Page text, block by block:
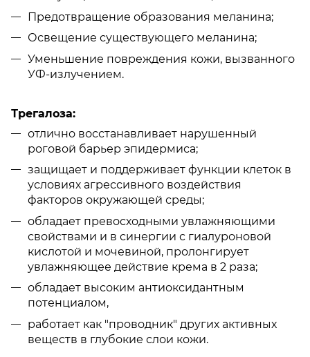
Предотвращение образования меланина;
Освещение существующего меланина;
Уменьшение повреждения кожи, вызванного
УФ-излучением.
Трегалоза:
отлично восстанавливает нарушенный
роговой барьер эпидермиса;
защищает и поддерживает функции клеток в
условиях агрессивного воздействия
факторов окружающей среды;
обладает превосходными увлажняющими
свойствами и в синергии с гиалуроновой
кислотой и мочевиной, пролонгирует
увлажняющее действие крема в 2 раза;
обладает высоким антиоксидантным
потенциалом,
работает как "проводник" других активных
веществ в глубокие слои кожи.